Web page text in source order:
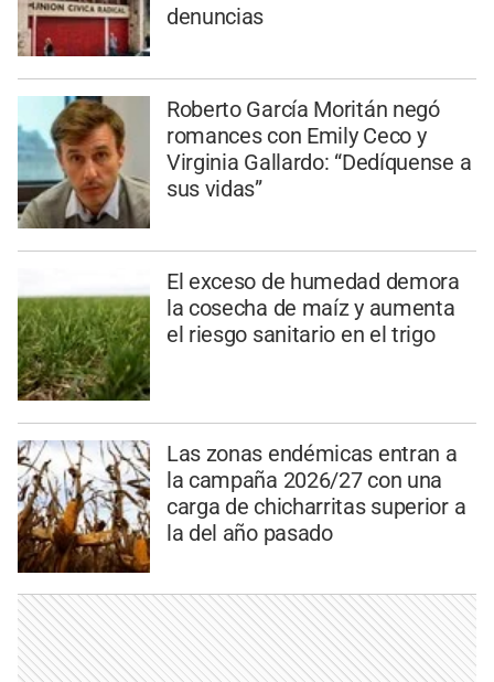
denuncias
Roberto García Moritán negó
romances con Emily Ceco y
Virginia Gallardo: “Dedíquense a
sus vidas”
El exceso de humedad demora
la cosecha de maíz y aumenta
el riesgo sanitario en el trigo
Las zonas endémicas entran a
la campaña 2026/27 con una
carga de chicharritas superior a
la del año pasado